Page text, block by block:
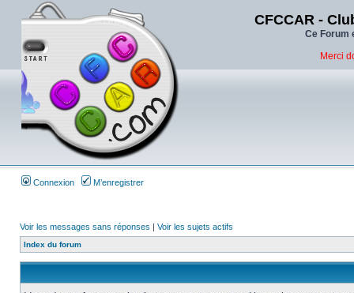
CFCCAR -
Ce Forum
Merci
Connexion M’enregistrer
Voir les messages sans réponses | Voir les sujets actifs
Index du forum